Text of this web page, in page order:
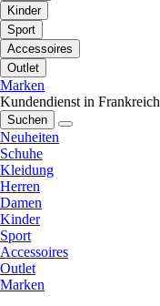
Kinder
Sport
Accessoires
Outlet
Marken
Kundendienst in Frankreich
Suchen
Neuheiten
Schuhe
Kleidung
Herren
Damen
Kinder
Sport
Accessoires
Outlet
Marken